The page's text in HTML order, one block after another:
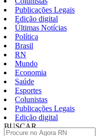
Publicações Legais
Edição digital
Últimas Notícias
Política
Brasil
RN
Mundo
Economia
Saúde
Esportes
Colunistas
Publicações Legais
Edição digital
BUSCAR